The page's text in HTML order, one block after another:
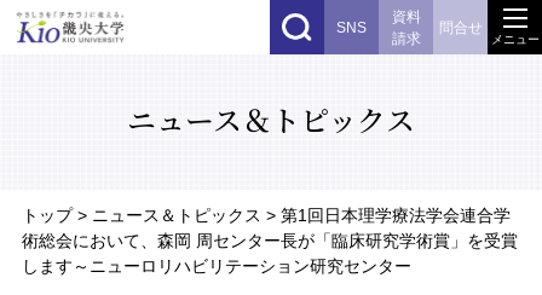
メニュー
SNS
資料
請求
問合せ
ニュース＆トピックス
トップ> ニュース＆トピックス > 第1回日本理学療法学会連合学
術総会において、森岡 周センター長が「臨床研究学術賞」を受賞
します～ニューロリハビリテーション研究センター